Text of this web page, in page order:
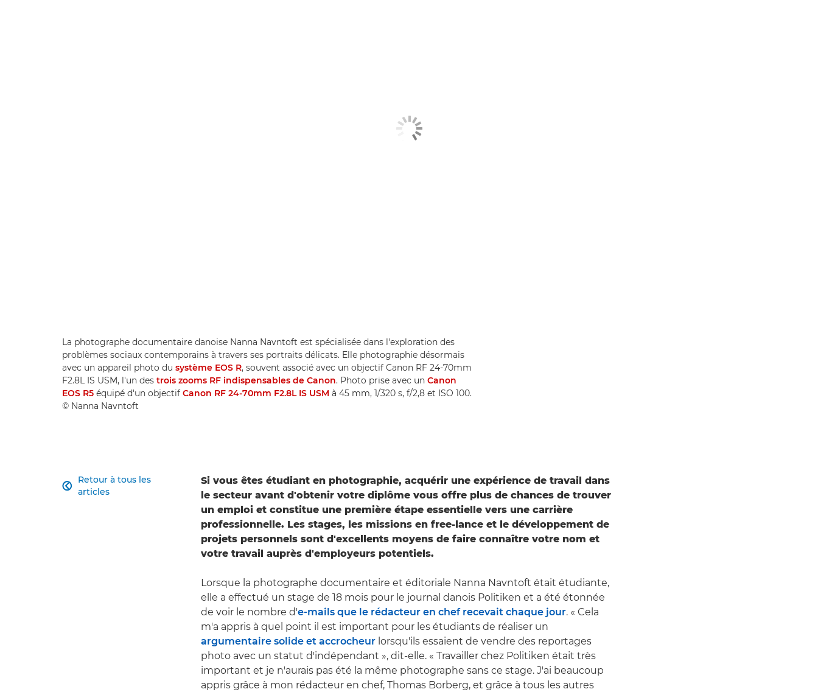
La photographe documentaire danoise Nanna Navntoft est spécialisée dans l'exploration des
problèmes sociaux contemporains à travers ses portraits délicats. Elle photographie désormais
avec un appareil photo du système EOS R, souvent associé avec un objectif Canon RF 24-70mm
F2.8L IS USM, l'un des trois zooms RF indispensables de Canon. Photo prise avec un Canon
EOS R5 équipé d'un objectif Canon RF 24-70mm F2.8L IS USM à 45 mm, 1/320 s, f/2,8 et ISO 100.
© Nanna Navntoft
Retour à tous les
articles

Si vous êtes étudiant en photographie, acquérir une expérience de travail dans
le secteur avant d'obtenir votre diplôme vous offre plus de chances de trouver
un emploi et constitue une première étape essentielle vers une carrière
professionnelle. Les stages, les missions en free-lance et le développement de
projets personnels sont d'excellents moyens de faire connaître votre nom et
votre travail auprès d'employeurs potentiels.
Lorsque la photographe documentaire et éditoriale Nanna Navntoft était étudiante,
elle a effectué un stage de 18 mois pour le journal danois Politiken et a été étonnée
de voir le nombre d'e-mails que le rédacteur en chef recevait chaque jour. « Cela
m'a appris à quel point il est important pour les étudiants de réaliser un
argumentaire solide et accrocheur lorsqu'ils essaient de vendre des reportages
photo avec un statut d'indépendant », dit-elle. « Travailler chez Politiken était très
important et je n'aurais pas été la même photographe sans ce stage. J'ai beaucoup
appris grâce à mon rédacteur en chef, Thomas Borberg, et grâce à tous les autres